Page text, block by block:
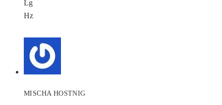
Lg
Hz
MISCHA HOSTNIG